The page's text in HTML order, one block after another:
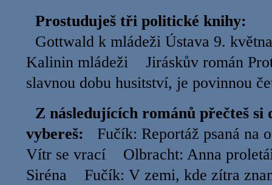
Prostuduješ tři politické knihy:
Gottwald k mládeži Ústava 9.
Kalinin mládeži Jiráskův román
slavnou dobu husitství, je povinnou
Z následujících románů přečteš si
vybereš: Fučík: Reportáž psaná
Vítr se vrací Olbracht: Anna
Siréna Fučík: V zemi, kde zítra